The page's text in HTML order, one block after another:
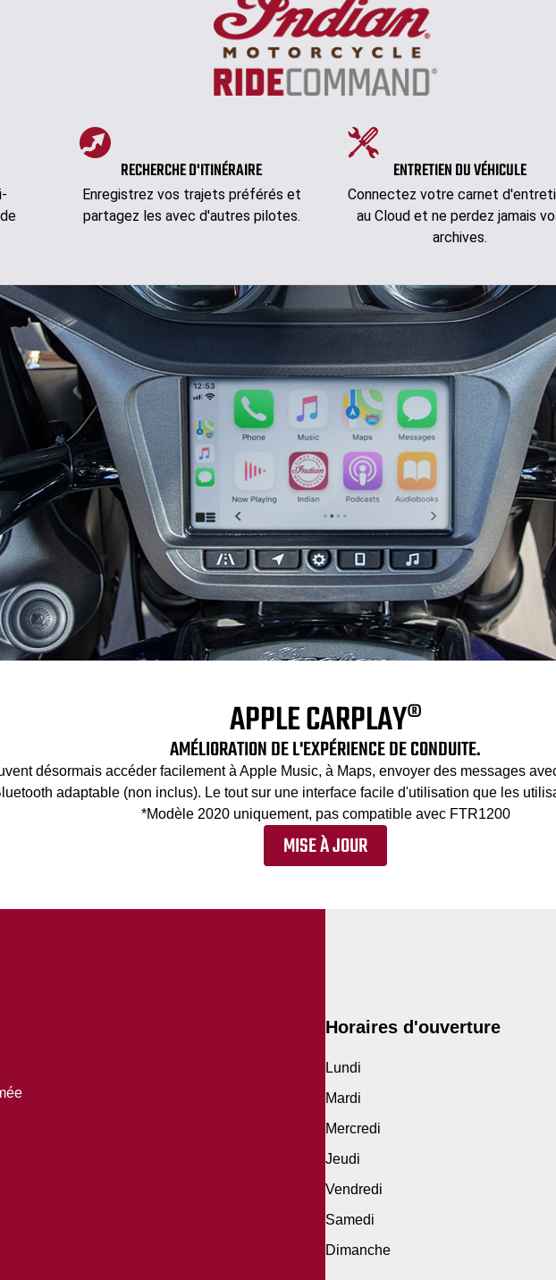
RECHERCHE D'ITINÉRAIRE
Enregistrez vos trajets préférés et
partagez les avec d'autres pilotes.
ENTRETIEN DU VÉHICULE
Connectez votre carnet
au Cloud et ne perdez jamais
archives.
APPLE CARPLAY®
AMÉLIORATION DE L'EXPÉRIENCE DE CONDUITE.
désormais accéder facilement à Apple Music, à Maps, envoyer des messages
adaptable (non inclus). Le tout sur une interface facile d'utilisation que les
*Modèle 2020 uniquement, pas compatible avec FTR1200
MISE À JOUR
Horaires d'ouverture
Lundi
Mardi
Mercredi
Jeudi
Vendredi
Samedi
Dimanche